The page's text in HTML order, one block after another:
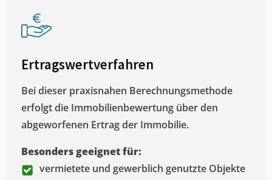
Ertragswertverfahren
Bei dieser praxisnahen Berechnungsmethode
erfolgt die Immobilienbewertung über den
abgeworfenen Ertrag der Immobilie.
Besonders geeignet für:
vermietete und gewerblich genutzte Objekte